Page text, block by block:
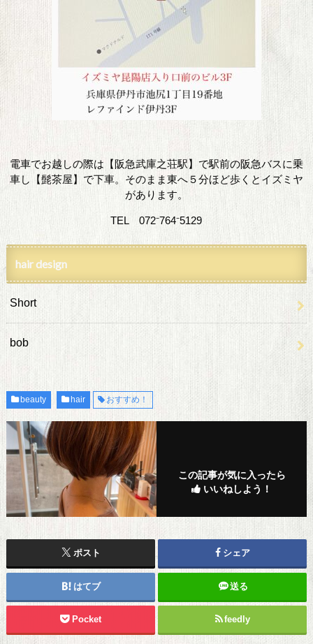
電車でお越しの際は【阪急武庫之荘駅】で駅前の阪急バスに乗
車し【髭茶屋】で下車。そのまま東へ５分ほど歩くとイズミヤ
があります。
TEL 072⁻764⁻5129
hair design
Short
bob
beauty hair おすすめ！
この記事が気に入ったら
いいねしよう！
ポスト シェア
はてブ 送る
Pocket feedly